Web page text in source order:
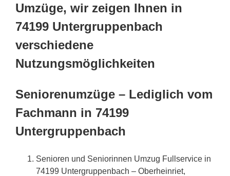
Umzüge, wir zeigen Ihnen in
74199 Untergruppenbach
verschiedene
Nutzungsmöglichkeiten
Seniorenumzüge – Lediglich vom
Fachmann in 74199
Untergruppenbach
Senioren und Seniorinnen Umzug Fullservice in
74199 Untergruppenbach – Oberheinriet,